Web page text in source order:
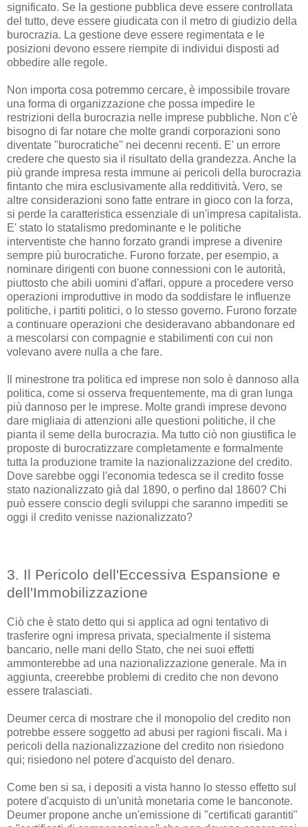
significato. Se la gestione pubblica deve essere controllata
del tutto, deve essere giudicata con il metro di giudizio della
burocrazia. La gestione deve essere regimentata e le
posizioni devono essere riempite di individui disposti ad
obbedire alle regole.
Non importa cosa potremmo cercare, è impossibile trovare
una forma di organizzazione che possa impedire le
restrizioni della burocrazia nelle imprese pubbliche. Non c'è
bisogno di far notare che molte grandi corporazioni sono
diventate "burocratiche" nei decenni recenti. E' un errore
credere che questo sia il risultato della grandezza. Anche la
più grande impresa resta immune ai pericoli della burocrazia
fintanto che mira esclusivamente alla redditività. Vero, se
altre considerazioni sono fatte entrare in gioco con la forza,
si perde la caratteristica essenziale di un'impresa capitalista.
E' stato lo statalismo predominante e le politiche
interventiste che hanno forzato grandi imprese a divenire
sempre più burocratiche. Furono forzate, per esempio, a
nominare dirigenti con buone connessioni con le autorità,
piuttosto che abili uomini d'affari, oppure a procedere verso
operazioni improduttive in modo da soddisfare le influenze
politiche, i partiti politici, o lo stesso governo. Furono forzate
a continuare operazioni che desideravano abbandonare ed
a mescolarsi con compagnie e stabilimenti con cui non
volevano avere nulla a che fare.
Il minestrone tra politica ed imprese non solo è dannoso alla
politica, come si osserva frequentemente, ma di gran lunga
più dannoso per le imprese. Molte grandi imprese devono
dare migliaia di attenzioni alle questioni politiche, il che
pianta il seme della burocrazia. Ma tutto ciò non giustifica le
proposte di burocratizzare completamente e formalmente
tutta la produzione tramite la nazionalizzazione del credito.
Dove sarebbe oggi l'economia tedesca se il credito fosse
stato nazionalizzato già dal 1890, o perfino dal 1860? Chi
può essere conscio degli sviluppi che saranno impediti se
oggi il credito venisse nazionalizzato?
3. Il Pericolo dell'Eccessiva Espansione e
dell'Immobilizzazione
Ciò che è stato detto qui si applica ad ogni tentativo di
trasferire ogni impresa privata, specialmente il sistema
bancario, nelle mani dello Stato, che nei suoi effetti
ammonterebbe ad una nazionalizzazione generale. Ma in
aggiunta, creerebbe problemi di credito che non devono
essere tralasciati.
Deumer cerca di mostrare che il monopolio del credito non
potrebbe essere soggetto ad abusi per ragioni fiscali. Ma i
pericoli della nazionalizzazione del credito non risiedono
qui; risiedono nel potere d'acquisto del denaro.
Come ben si sa, i depositi a vista hanno lo stesso effetto sul
potere d'acquisto di un'unità monetaria come le banconote.
Deumer propone anche un'emissione di "certificati garantiti"